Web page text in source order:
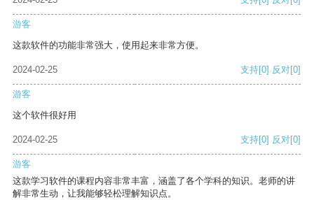
游客
这款软件的功能非常强大，使用起来非常方便。
2024-02-25 支持[0] 反对[0]
游客
这个软件很好用
2024-02-25 支持[0] 反对[0]
游客
这款学习软件的课程内容非常丰富，涵盖了各个学科的知识。老师的讲
解非常生动，让我能够轻松理解知识点。